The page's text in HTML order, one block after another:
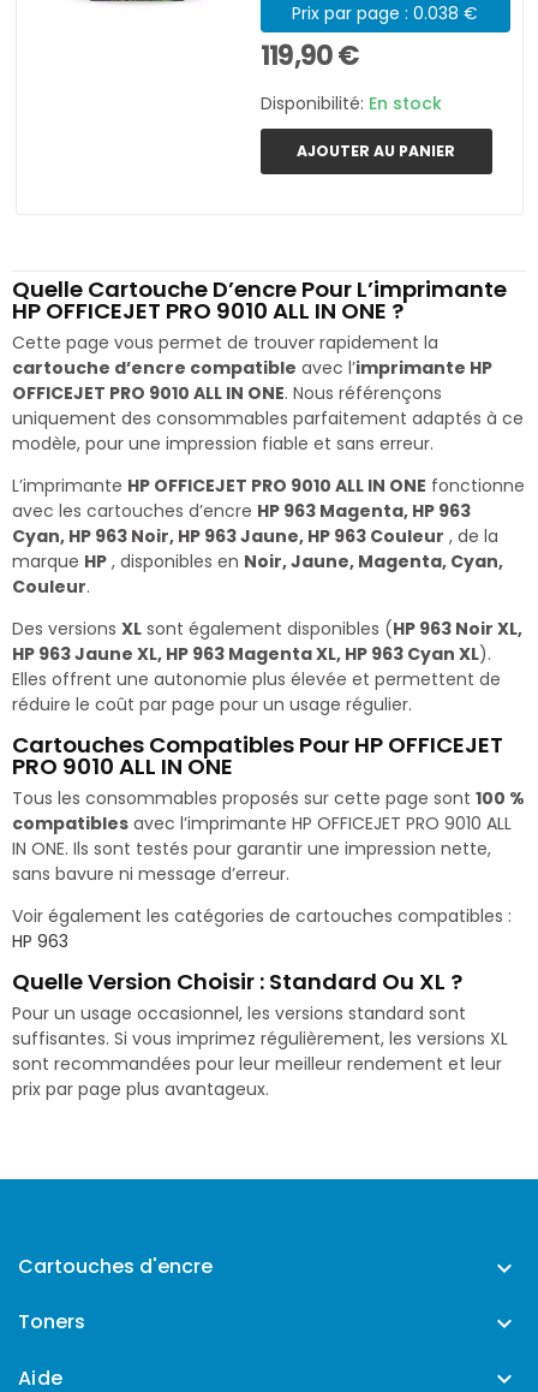
Prix par page : 0.038 €
119,90 €
Disponibilité: En stock
AJOUTER AU PANIER
Quelle Cartouche D’encre Pour L’imprimante
HP OFFICEJET PRO 9010 ALL IN ONE ?
Cette page vous permet de trouver rapidement la
cartouche d’encre compatible avec l’imprimante HP
OFFICEJET PRO 9010 ALL IN ONE. Nous référençons
uniquement des consommables parfaitement adaptés à ce
modèle, pour une impression fiable et sans erreur.
L’imprimante HP OFFICEJET PRO 9010 ALL IN ONE fonctionne
avec les cartouches d’encre HP 963 Magenta, HP 963
Cyan, HP 963 Noir, HP 963 Jaune, HP 963 Couleur , de la
marque HP , disponibles en Noir, Jaune, Magenta, Cyan,
Couleur.
Des versions XL sont également disponibles (HP 963 Noir XL,
HP 963 Jaune XL, HP 963 Magenta XL, HP 963 Cyan XL).
Elles offrent une autonomie plus élevée et permettent de
réduire le coût par page pour un usage régulier.
Cartouches Compatibles Pour HP OFFICEJET
PRO 9010 ALL IN ONE
Tous les consommables proposés sur cette page sont 100 %
compatibles avec l’imprimante HP OFFICEJET PRO 9010 ALL
IN ONE. Ils sont testés pour garantir une impression nette,
sans bavure ni message d’erreur.
Voir également les catégories de cartouches compatibles :
HP 963
Quelle Version Choisir : Standard Ou XL ?
Pour un usage occasionnel, les versions standard sont
suffisantes. Si vous imprimez régulièrement, les versions XL
sont recommandées pour leur meilleur rendement et leur
prix par page plus avantageux.
Cartouches d'encre 
Toners 
Aide 